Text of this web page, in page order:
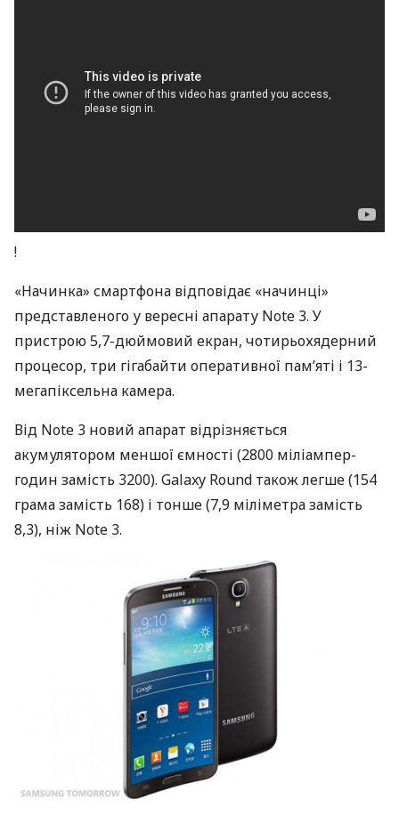
!
«Начинка» смартфона відповідає «начинці»
представленого у вересні апарату Note 3. У
пристрою 5,7-дюймовий екран, чотирьохядерний
процесор, три гігабайти оперативної пам’яті і 13-
мегапіксельна камера.
Від Note 3 новий апарат відрізняється
акумулятором меншої ємності (2800 міліампер-
годин замість 3200). Galaxy Round також легше (154
грама замість 168) і тонше (7,9 міліметра замість
8,3), ніж Note 3.